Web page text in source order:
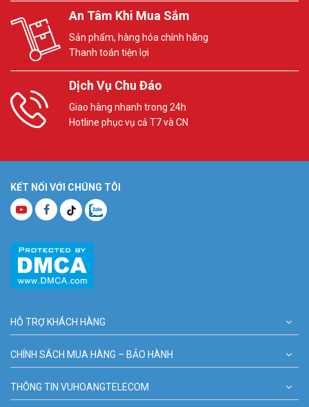
An Tâm Khi Mua Sắm
Sản phẩm, hàng hóa chính hãng
Thanh toán tiện lợi
Dịch Vụ Chu Đáo
Giao hàng nhanh trong 24h
Hotline phục vụ cả T7 và CN
KẾT NỐI VỚI CHÚNG TÔI
HỖ TRỢ KHÁCH HÀNG
CHÍNH SÁCH MUA HÀNG – BẢO HÀNH
THÔNG TIN VUHOANGTELECOM